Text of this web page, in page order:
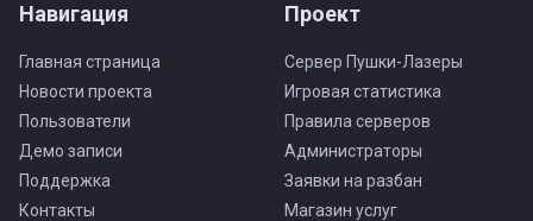
Навигация
Главная страница
Новости проекта
Пользователи
Демо записи
Поддержка
Контакты
Проект
Сервер Пушки-Лазеры
Игровая статистика
Правила серверов
Администраторы
Заявки на разбан
Магазин услуг